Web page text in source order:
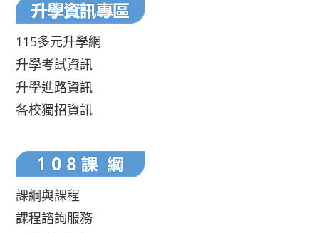
115多元升學網
升學考試資訊
升學進路資訊
各校獨招資訊
課綱與課程
課程諮詢服務